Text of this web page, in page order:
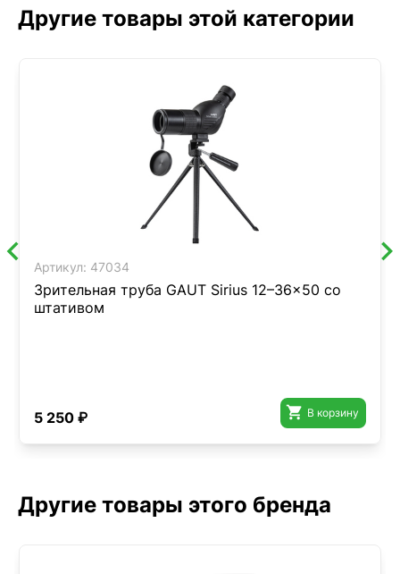
Другие товары этой категории
Артикул: 47034
Зрительная труба GAUT Sirius 12–36x50 со
штативом
5 250 ₽  В корзину
Другие товары этого бренда